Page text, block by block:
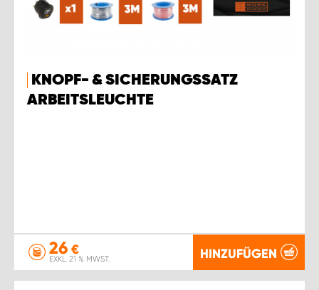
KNOPF- & SICHERUNGSSATZ
ARBEITSLEUCHTE
26 €
EXKL. 21 % MWST. HINZUFÜGEN